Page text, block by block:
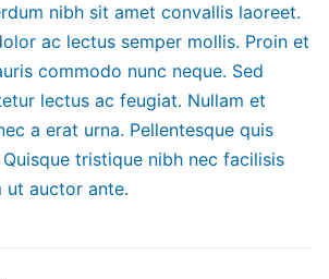
nibh sit amet convallis laoreet.
ac lectus semper mollis. Proin et
commodo nunc neque. Sed
lectus ac feugiat. Nullam et
a erat urna. Pellentesque quis
tristique nibh nec facilisis
ut auctor ante.